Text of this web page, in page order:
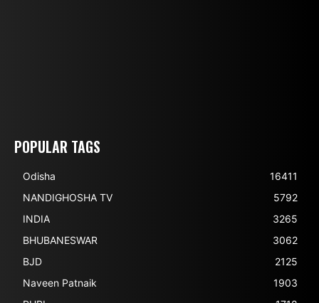
POPULAR TAGS
Odisha
16411
NANDIGHOSHA TV
5792
INDIA
3265
BHUBANESWAR
3062
BJD
2125
Naveen Patnaik
1903